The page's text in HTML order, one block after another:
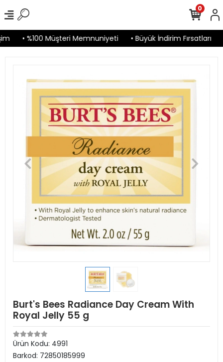
• %100 Müşteri Memnuniyeti • Büyük İndirim Fırsatları
0
Burt's Bees Radiance Day Cream With
Royal Jelly 55 g
Ürün Kodu: 4991
Barkod: 72850185999